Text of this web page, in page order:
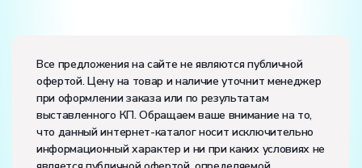
Размеры (Д x Ш x В):
Потребляемая мощность, В·А:2000
Электропитание:
напряжение, В:220
частота, Гц:50
Класс защиты от поражения электрическим током:
Все предложения на сайте не являются публичной
офертой. Цену на товар и наличие уточнит менеджер
при оформлении заказа или по результатам
выставленного КП. Обращаем ваше внимание на то,
что данный интернет-каталог носит исключительно
информационный характер и ни при каких условиях не